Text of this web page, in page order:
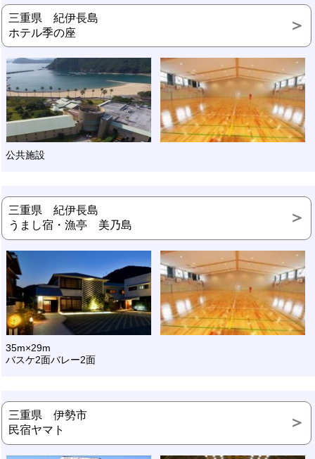
三重県 紀伊長島
ホテル季の座
公共施設
三重県 紀伊長島
うまし宿・漁亭 美乃島
35m×29m
バスケ2面バレー2面
三重県 伊勢市
民宿ヤマト